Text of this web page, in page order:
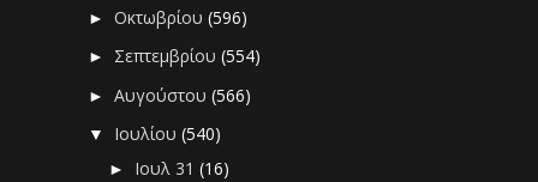
►Οκτωβρίου(596)
► Σεπτεμβρίου(554)
►Αυγούστου(566)
▼ Ιουλίου(540)
► Ιουλ 31(16)